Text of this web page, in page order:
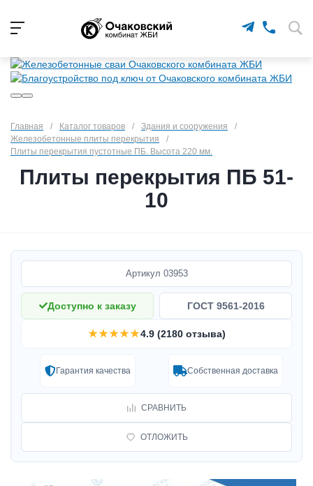
Главная / Каталог товаров / Здания и сооружения
/
Железобетонные плиты перекрытия
/
Плиты перекрытия пустотные ПБ. Высота 220 мм.
Плиты перекрытия ПБ 51-
10
Артикул 03953
Доступно к заказу ГОСТ 9561-2016
★★★★★4.9 (2180 отзыва)
Гарантия качества Собственная доставка
СРАВНИТЬ
ОТЛОЖИТЬ